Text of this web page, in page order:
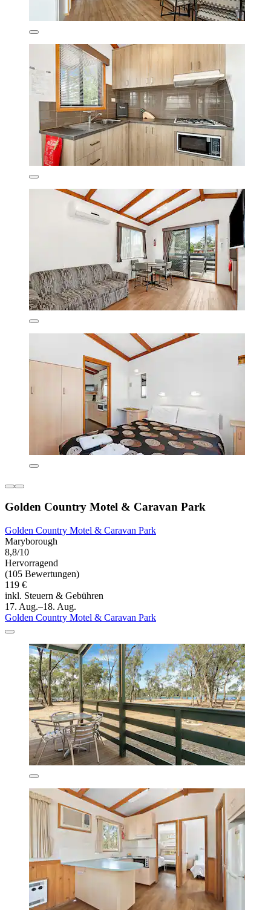
Golden Country Motel & Caravan Park
Golden Country Motel & Caravan Park
Maryborough
8,8/10
Hervorragend
(105 Bewertungen)
119 €
inkl. Steuern & Gebühren
17. Aug.–18. Aug.
Golden Country Motel & Caravan Park